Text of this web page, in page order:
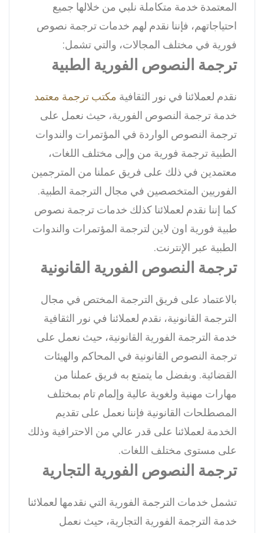
المعتمدة خدمة متكاملة نلبي من خلالها جميع
احتياجاتهم، فإننا نقدم لهم خدمات ترجمة نصوص
فورية في مختلف المجالات، والتي تشمل:
ترجمة النصوص الفورية الطبية
نقدم لعملائنا في نور الثقافية مكتب ترجمة معتمد
خدمة ترجمة النصوص الفورية، حيث نعمل على
ترجمة النصوص الواردة في المؤتمرات والندوات
الطبية ترجمة فورية من وإلى مختلف اللغات،
معتمدين في ذلك على فريق عملنا من المترجمين
الفوريين المتخصصين في مجال الترجمة الطبية.
كما إننا نقدم لعملائنا كذلك خدمات ترجمة نصوص
طبية فورية اون لاين لترجمة المؤتمرات والندوات
الطبية عبر الإنترنت.
ترجمة النصوص الفورية القانونية
بالاعتماد على فريق الترجمة المختص في مجال
الترجمة القانونية، نقدم لعملائنا في نور الثقافية
خدمة الترجمة الفورية القانونية، حيث نعمل على
ترجمة النصوص القانونية في المحاكم والهيئات
القضائية. وبفضل ما يتمتع به فريق عملنا من
مهارات مهنية ولغوية عالية وإلمام تام بمختلف
المصطلحات القانونية فإننا نعمل على تقديم
الخدمة لعملائنا على قدر عالي من الاحترافية وذلك
على مستوى مختلف اللغات.
ترجمة النصوص الفورية التجارية
تشمل خدمات الترجمة الفورية التي نقدمها لعملائنا
خدمة الترجمة الفورية التجارية، حيث نعمل